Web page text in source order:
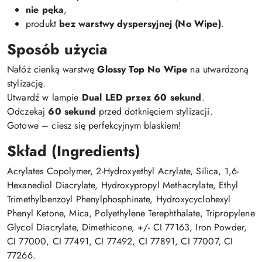
nie pęka,
produkt bez warstwy dyspersyjnej (No Wipe).
Sposób użycia
Nałóż cienką warstwęGlossy Top No Wipe na utwardzoną
stylizację.
Utwardź w lampie Dual LED przez 60 sekund.
Odczekaj60 sekund przed dotknięciem stylizacji.
Gotowe – ciesz się perfekcyjnym blaskiem!
Skład (Ingredients)
Acrylates Copolymer, 2-Hydroxyethyl Acrylate, Silica, 1,6-
Hexanediol Diacrylate, Hydroxypropyl Methacrylate, Ethyl
Trimethylbenzoyl Phenylphosphinate, Hydroxycyclohexyl
Phenyl Ketone, Mica, Polyethylene Terephthalate, Tripropylene
Glycol Diacrylate, Dimethicone, +/- CI 77163, Iron Powder,
CI 77000, CI 77491, CI 77492, CI 77891, CI 77007, CI
77266.